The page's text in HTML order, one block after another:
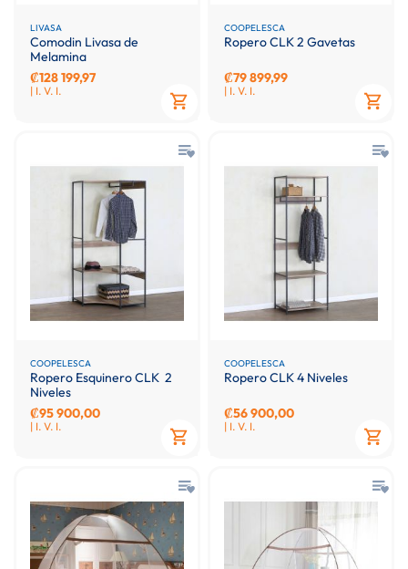
LIVASA
Comodin Livasa de
Melamina
₡128 199,97
| I. V. I.
COOPELESCA
Ropero CLK 2 Gavetas
₡79 899,99
| I. V. I.
COOPELESCA
Ropero Esquinero CLK 2
Niveles
₡95 900,00
| I. V. I.
COOPELESCA
Ropero CLK 4 Niveles
₡56 900,00
| I. V. I.